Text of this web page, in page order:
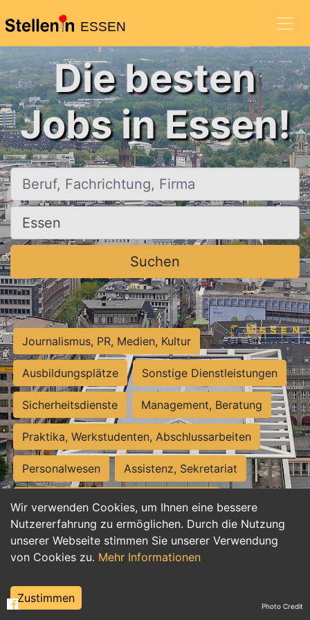
ESSEN
Wir verwenden Cookies, um Ihnen eine bessere
Nutzererfahrung zu ermöglichen. Durch die Nutzung
unserer Webseite stimmen Sie unserer Verwendung
von Cookies zu. Mehr Informationen
Zustimmen
Die besten
Jobs in Essen!
Beruf, Fachrichtung, Firma
Ort, Stadt
Suchen
Journalismus, PR, Medien, Kultur
Ausbildungsplätze Sonstige Dienstleistungen
Sicherheitsdienste Management, Beratung
Praktika, Werkstudenten, Abschlussarbeiten
Personalwesen Assistenz, Sekretariat
Hilfskräfte, Aushilfs- und Nebenjobs
Einkauf, Logistik, Materialwirtschaft
Weiterbildung, Studium, duale Ausbildung
Tourismus
Photo Credit